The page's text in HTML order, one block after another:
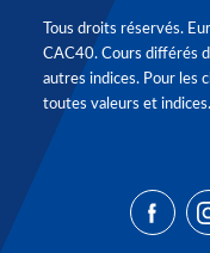
Tous droits réservés.
CAC40. Cours différés
autres indices. Pour les
toutes valeurs et indices.